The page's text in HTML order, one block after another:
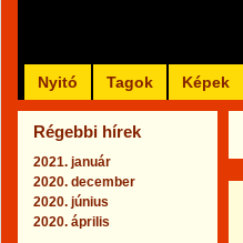
Nyitó Tagok Képek
Régebbi hírek
2021. január
2020. december
2020. június
2020. április